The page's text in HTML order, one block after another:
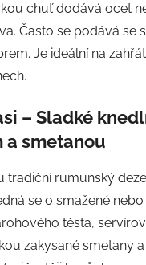
chuť dodává ocet
Často se podává se
Je ideální na
– Sladké
a smetanou
tradiční rumunský
se o smažené
těsta,
zakysané smetany